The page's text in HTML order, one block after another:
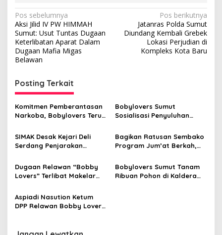
N
a
v
i
a
s
i
o
Pos sebelumnya
Aksi Jilid IV PW HIMMAH
Sumut: Usut Tuntas Dugaan
Keterlibatan Aparat Dalam
Dugaan Mafia Migas
Belawan
Pos berikutnya
Jatanras Polda Sumut
Diundang Kembali Grebek
Lokasi Perjudian di
Kompleks Kota Baru
Posting Terkait
Komitmen Pemberantasan
Narkoba, Bobylovers Terus
Sekolah se- Sumatera
Utara
Bobylovers Sumut
Sosialisasi Penyuluhan
Narkoba
SIMAK Desak Kejari Deli
Serdang Penjarakan
‘SHS’ Dugaan Korupsi dan
Penyalahgunaan
Bagikan Ratusan Sembako
Program Jum’at Berkah,
Teguhkan Komitmen Sosial
Dugaan Relawan “Bobby
Lovers” Terlibat Makelar
Prinsip Pemerintahan Bersih
Bobylovers Sumut Tanam
Ribuan Pohon di Kaldera
Aspiadi Nasution Ketum
DPP Relawan Bobby Lovers
Gubernur Terpilih (Bobby –